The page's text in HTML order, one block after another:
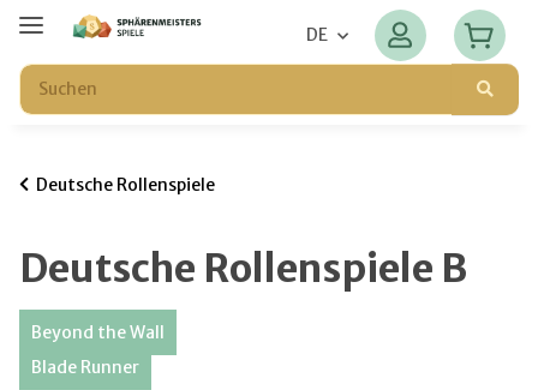
DE
Deutsche Rollenspiele
Deutsche Rollenspiele B
Beyond the Wall
Blade Runner